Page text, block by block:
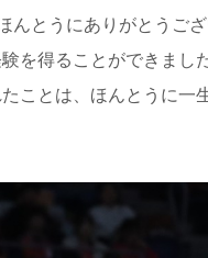
んとうにありがとうご
を得ることができまし
ことは、ほんとうに一